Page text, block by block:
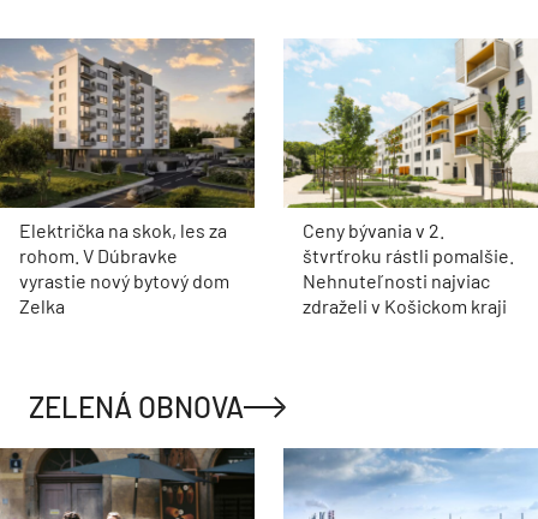
Električka na skok, les za
rohom. V Dúbravke
vyrastie nový bytový dom
Zelka
Ceny bývania v 2.
štvrťroku rástli pomalšie.
Nehnuteľnosti najviac
zdraželi v Košickom kraji
ZELENÁ OBNOVA